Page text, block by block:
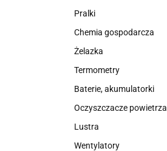
Pralki
Chemia gospodarcza
Żelazka
Termometry
Baterie, akumulatorki
Oczyszczacze powietrza
Lustra
Wentylatory